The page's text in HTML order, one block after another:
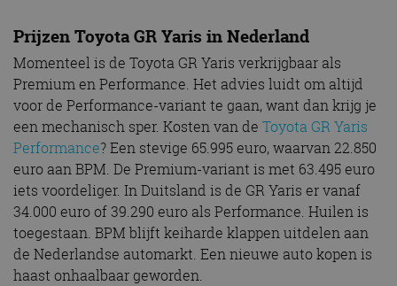
Prijzen Toyota GR Yaris in Nederland
Momenteel is de Toyota GR Yaris verkrijgbaar als
Premium en Performance. Het advies luidt om altijd
voor de Performance-variant te gaan, want dan krijg je
een mechanisch sper. Kosten van de Toyota GR Yaris
Performance? Een stevige 65.995 euro, waarvan 22.850
euro aan BPM. De Premium-variant is met 63.495 euro
iets voordeliger. In Duitsland is de GR Yaris er vanaf
34.000 euro of 39.290 euro als Performance. Huilen is
toegestaan. BPM blijft keiharde klappen uitdelen aan
de Nederlandse automarkt. Een nieuwe auto kopen is
haast onhaalbaar geworden.